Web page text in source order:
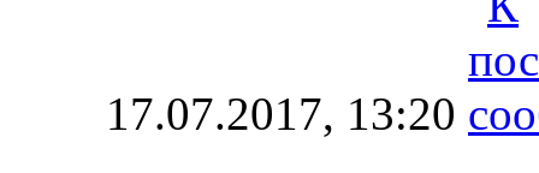
17.07.2017, 13:20